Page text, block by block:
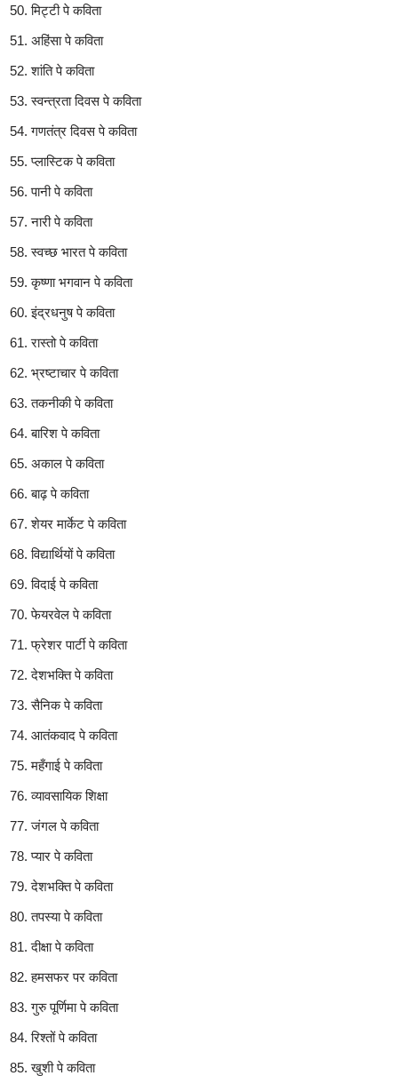
मिट्टी पे कविता
अहिंसा पे कविता
शांति पे कविता
स्वन्त्रता दिवस पे कविता
गणतंत्र दिवस पे कविता
प्लास्टिक पे कविता
पानी पे कविता
नारी पे कविता
स्वच्छ भारत पे कविता
कृष्णा भगवान पे कविता
इंद्रधनुष पे कविता
रास्तो पे कविता
भ्रष्टाचार पे कविता
तकनीकी पे कविता
बारिश पे कविता
अकाल पे कविता
बाढ़ पे कविता
शेयर मार्केट पे कविता
विद्यार्थियों पे कविता
विदाई पे कविता
फेयरवेल पे कविता
फ्रेशर पार्टी पे कविता
देशभक्ति पे कविता
सैनिक पे कविता
आतंकवाद पे कविता
महँगाई पे कविता
व्यावसायिक शिक्षा
जंगल पे कविता
प्यार पे कविता
देशभक्ति पे कविता
तपस्या पे कविता
दीक्षा पे कविता
हमसफर पर कविता
गुरु पूर्णिमा पे कविता
रिश्तों पे कविता
खुशी पे कविता